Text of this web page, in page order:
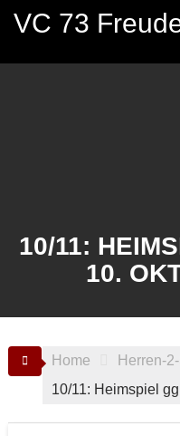
VC 73
10/11:
10.
Home
Herren-
10/11: Heimspiel